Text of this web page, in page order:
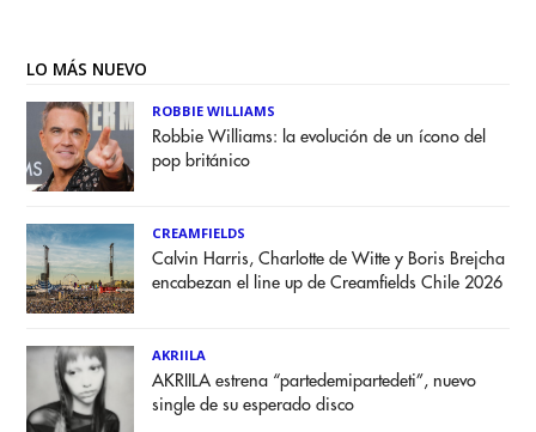
LO MÁS NUEVO
ROBBIE WILLIAMS
Robbie Williams: la evolución de un ícono del
pop británico
CREAMFIELDS
Calvin Harris, Charlotte de Witte y Boris Brejcha
encabezan el line up de Creamfields Chile 2026
AKRIILA
AKRIILA estrena “partedemipartedeti”, nuevo
single de su esperado disco